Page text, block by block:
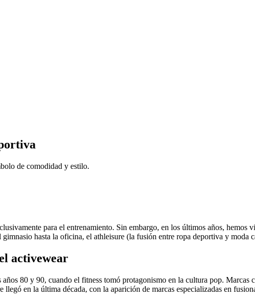
de comodidad y estilo.
para el entrenamiento. Sin embargo, en los últimos años, hemos
hasta la oficina, el athleisure (la fusión entre ropa deportiva y moda
activewear
80 y 90, cuando el fitness tomó protagonismo en la cultura pop.
en la última década, con la aparición de marcas especializadas en